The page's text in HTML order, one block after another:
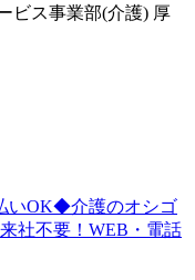
ビス事業部(介護) 厚
いOK◆介護のオシゴ
社不要！WEB・電話